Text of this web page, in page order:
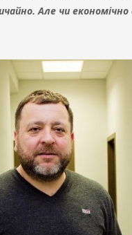
Але чи